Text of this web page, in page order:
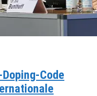
Code